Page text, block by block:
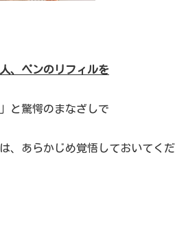
、ペンのリフィルを
」と驚愕のまなざしで
、あらかじめ覚悟しておいてくだ